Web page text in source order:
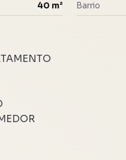
40 m² Barrio